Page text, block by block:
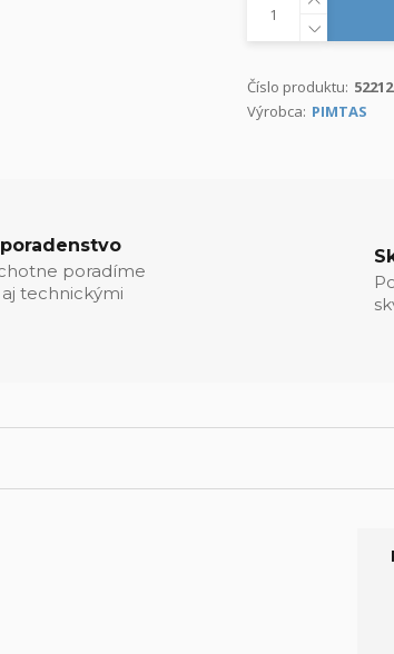
Číslo produktu:
Výrobca: PIMTAS
poradíme
technickými